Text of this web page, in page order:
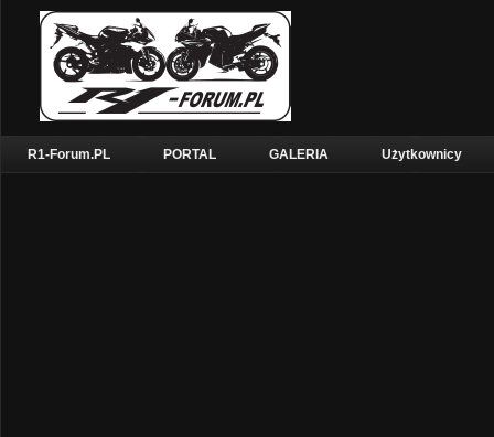
R1-Forum.PL PORTAL GALERIA Użytkownicy